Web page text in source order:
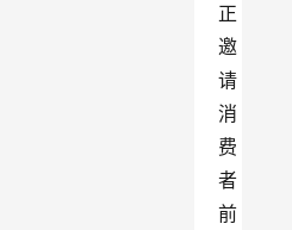
正
邀
请
消
费
者
前